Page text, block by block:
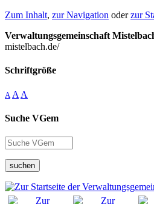
Zum Inhalt, zur Navigation oderzur
Verwaltungsgemeinschaft
mistelbach.de/
Schriftgröße
A A A
Suche VGem
suchen